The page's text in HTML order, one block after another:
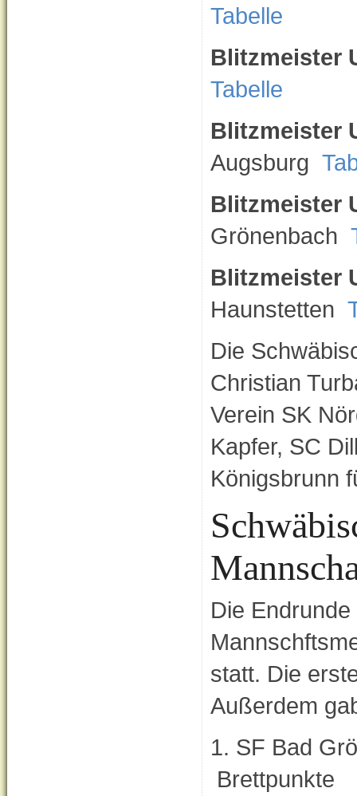
Tabelle
Blitzmeister
Tabelle
Blitzmeister
Augsburg
Blitzmeister
Grönenbach
Blitzmeister
Haunstetten
Die
Christian
Verein SK
Kapfer, SC
Königsbrunn
Die
statt. Die
Außerdem
1. SF Bad
Brettpunkte